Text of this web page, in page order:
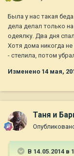
Была у нас такая
дела делал только
одеялку. Два дня
Хотя дома никогда
- стелила, потом
Изменено 14 мая,
Таня и
В 14.05.2014 в